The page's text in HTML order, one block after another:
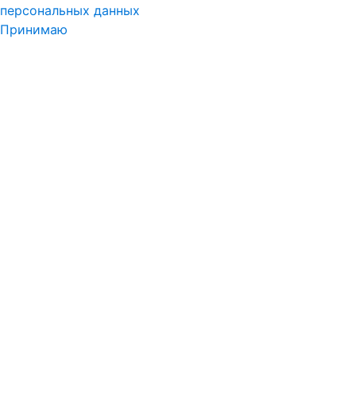
персональных данных
Принимаю